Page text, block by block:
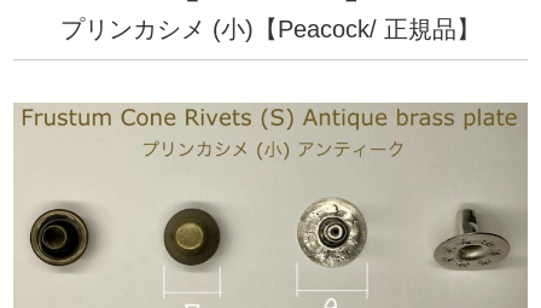
プリンカシメ (小)【Peacock/ 正規品】